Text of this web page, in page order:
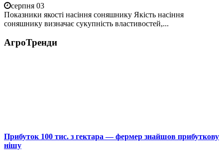
серпня 03
Показники якості насіння соняшнику Якість насіння
соняшнику визначає сукупність властивостей,...
АгроТренди
Прибуток 100 тис. з гектара — фермер знайшов прибуткову
нішу